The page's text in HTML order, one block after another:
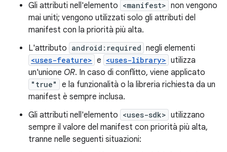
Gli attributi nell'elemento <manifest> non vengono
mai uniti; vengono utilizzati solo gli attributi del
manifest con la priorità più alta.
L'attributo android:required negli elementi
<uses-feature> e <uses-library> utilizza
un'unione OR. In caso di conflitto, viene applicato
"true"
e la funzionalità o la libreria richiesta da un
manifest è sempre inclusa.
Gli attributi nell'elemento <uses-sdk> utilizzano
sempre il valore del manifest con priorità più alta,
tranne nelle seguenti situazioni: